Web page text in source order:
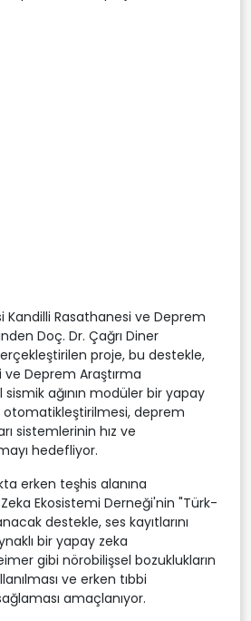
Kandilli Rasathanesi ve Deprem
Doç. Dr. Çağrı Diner
proje, bu destekle,
ve Deprem Araştırma
ağının modüler bir yapay
otomatikleştirilmesi, deprem
sistemlerinin hız ve
hedefliyor.
erken teşhis alanına
Ekosistemi Derneği'nin "Türk-
destekle, ses kayıtlarını
bir yapay zeka
gibi nörobilişsel bozuklukların
ve erken tıbbi
amaçlanıyor.